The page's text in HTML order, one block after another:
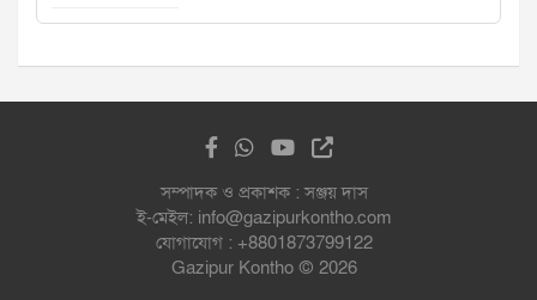
সম্পাদক ও প্রকাশক : সঞ্জয় দাস
ই-মেইল: info@gazipurkontho.com
যোগাযোগ : +8801873799122
Gazipur Kontho © 2026